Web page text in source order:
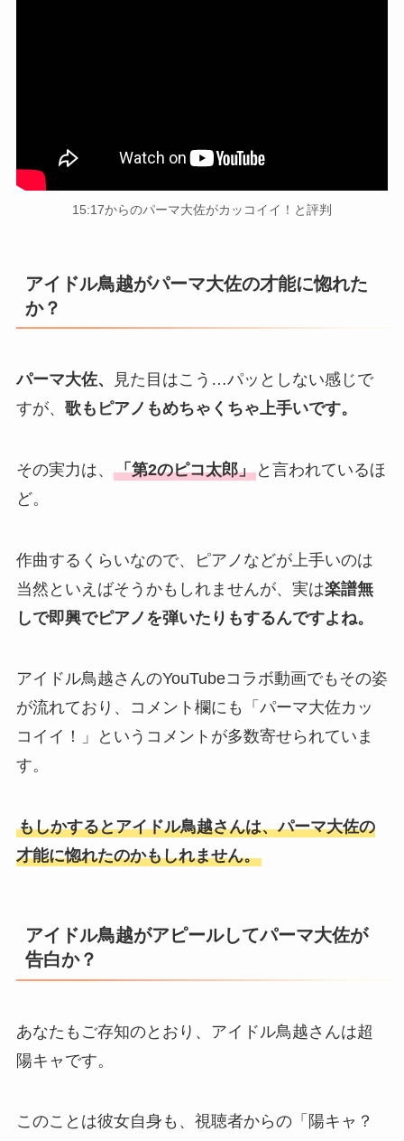
15:17からのパーマ大佐がカッコイイ！と評判
アイドル鳥越がパーマ大佐の才能に惚れた
か？
パーマ大佐、
見た目はこう…パッとしない感じで
すが、 歌もピアノもめちゃくちゃ上手いです。
その実力は、 「第2のピコ太郎」と言われているほ
ど。
作曲するくらいなので、ピアノなどが上手いのは
当然といえばそうかもしれませんが、実は楽譜無
しで即興でピアノを弾いたりもするんですよね。
アイドル鳥越さんのYouTubeコラボ動画でもその姿
が流れており、コメント欄にも「パーマ大佐カッ
コイイ！」というコメントが多数寄せられていま
す。
もしかするとアイドル鳥越さんは、パーマ大佐の
才能に惚れたのかもしれません。
アイドル鳥越がアピールしてパーマ大佐が
告白か？
あなたもご存知のとおり、アイドル鳥越さんは超
陽キャです。
このことは彼女自身も、視聴者からの「陽キャ？